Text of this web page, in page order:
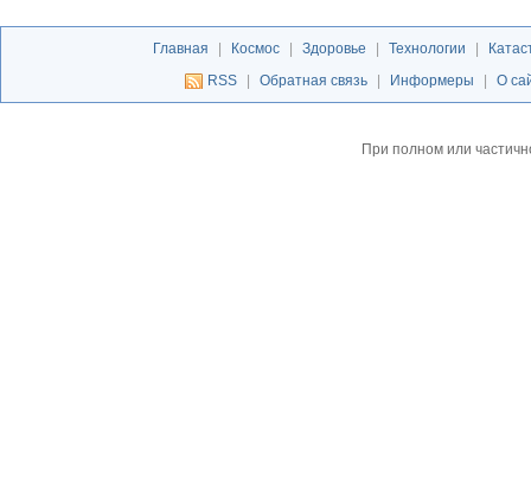
Главная Космос Здоровье Технологии
RSS
Обратная связь Информеры О
При полном или